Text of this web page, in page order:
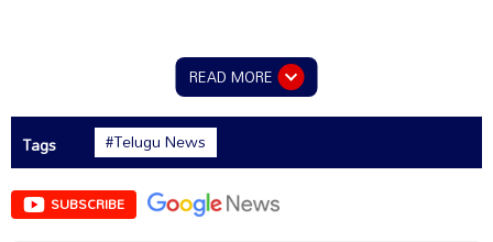
READ MORE
Tags #Telugu News
SUBSCRIBE